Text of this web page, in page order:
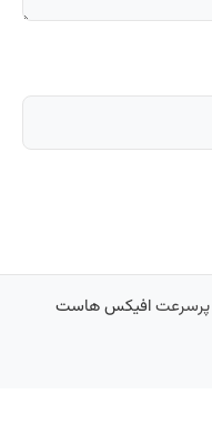
افیکس هاست